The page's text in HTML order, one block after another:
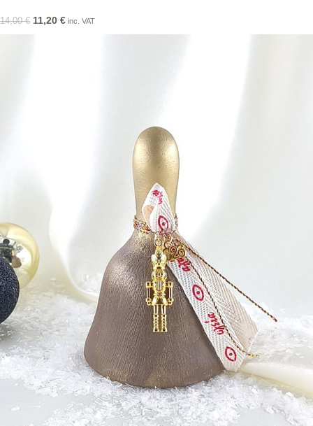
14,00€ 11,20 € inc. VAT